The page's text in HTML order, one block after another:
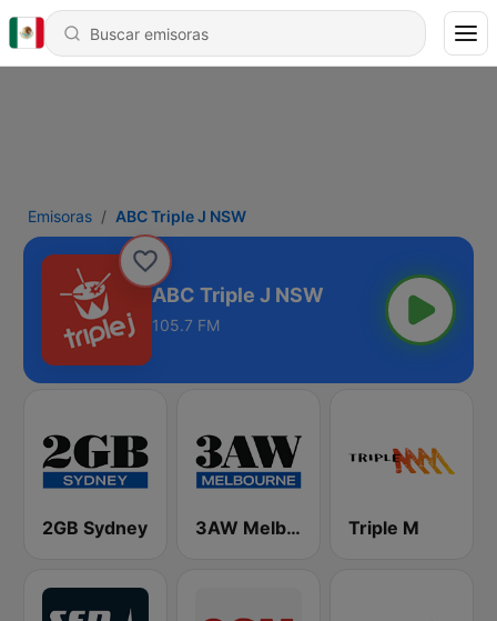
Emisoras ABC Triple J NSW
ABC Triple J NSW
105.7 FM
2GB Sydney 3AW Melbourne Triple M